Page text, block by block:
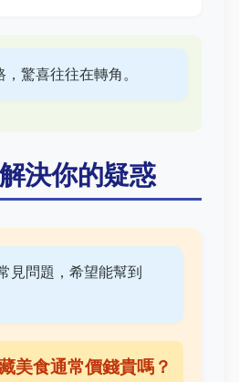
驚喜往往在轉角。
決你的疑惑
見問題，希望能幫到
美食通常價錢貴嗎？